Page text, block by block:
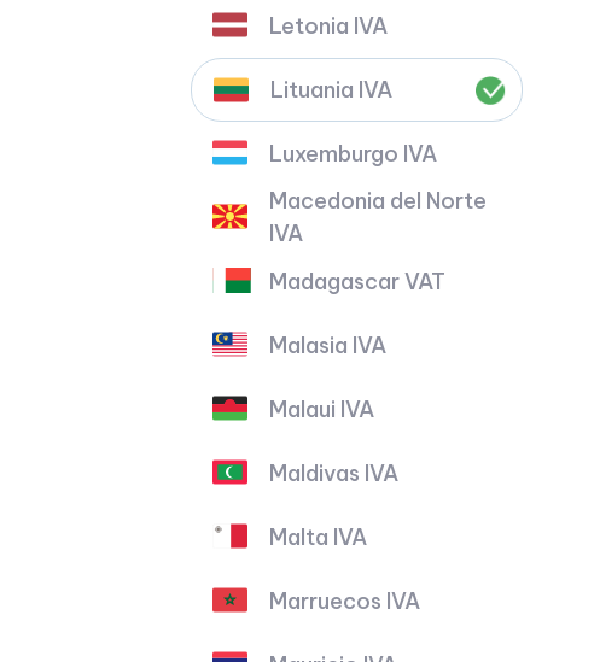
Letonia IVA
Lituania IVA
Luxemburgo IVA
Macedonia del Norte
IVA
Madagascar VAT
Malasia IVA
Malaui IVA
Maldivas IVA
Malta IVA
Marruecos IVA